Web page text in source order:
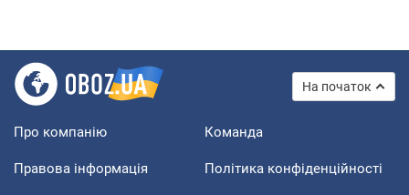
На початок
Про компанію Команда
Правова інформація Політика конфіденційності